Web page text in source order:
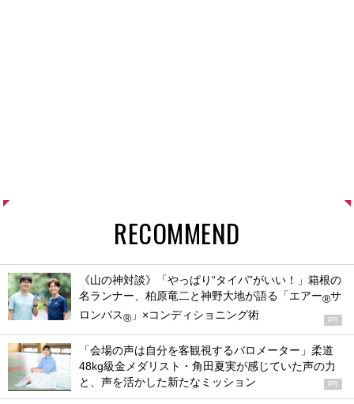
RECOMMEND
《山の神対談》「やっぱり“タイパ”がいい！」箱根の
名ランナー、柏原竜二と神野大地が語る「エアー®サ
ロンパス® 」×コンディショニング術 PR
「会場の声は自分を客観視するバロメーター」柔道
48kg級金メダリスト・角田夏実が感じていた声の力
と、声を活かした新たなミッション
PR